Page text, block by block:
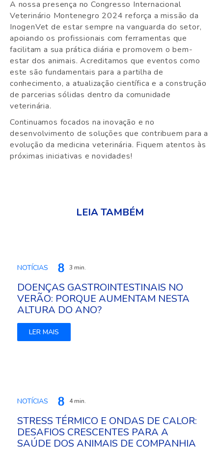
A nossa presença no Congresso Internacional
Veterinário Montenegro 2024 reforça a missão da
InogenVet de estar sempre na vanguarda do setor,
apoiando os profissionais com ferramentas que
facilitam a sua prática diária e promovem o bem-
estar dos animais. Acreditamos que eventos como
este são fundamentais para a partilha de
conhecimento, a atualização científica e a construção
de parcerias sólidas dentro da comunidade
veterinária.
Continuamos focados na inovação e no
desenvolvimento de soluções que contribuem para a
evolução da medicina veterinária. Fiquem atentos às
próximas iniciativas e novidades!
LEIA TAMBÉM
NOTÍCIAS 3 min.
DOENÇAS GASTROINTESTINAIS NO
VERÃO: PORQUE AUMENTAM NESTA
ALTURA DO ANO?
LER MAIS
NOTÍCIAS 4 min.
STRESS TÉRMICO E ONDAS DE CALOR:
DESAFIOS CRESCENTES PARA A
SAÚDE DOS ANIMAIS DE COMPANHIA